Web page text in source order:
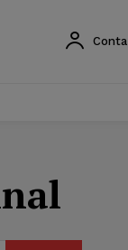
Conta